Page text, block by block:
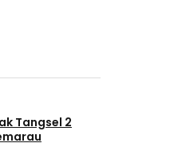
Tangsel 2